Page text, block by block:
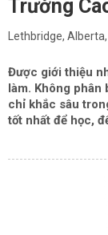
Trường
Lethbridge, Alberta,
Được giới thiệu
làm. Không
chỉ khắc sâu
tốt nhất để học,